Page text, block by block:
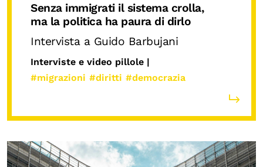
Senza immigrati il sistema crolla,
ma la politica ha paura di dirlo
Intervista a Guido Barbujani
Interviste e video pillole |
#migrazioni #diritti #democrazia